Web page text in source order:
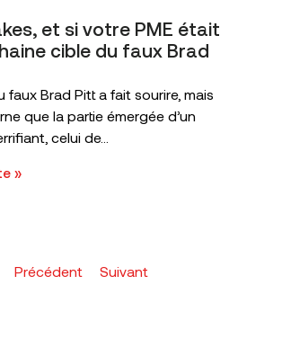
et si votre PME était
cible du faux Brad
faux Brad Pitt a fait sourire, mais
que la partie émergée d’un
celui de...
»
Précédent Suivant